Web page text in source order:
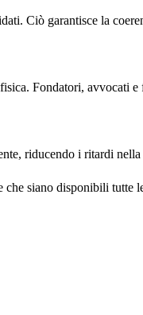
Ciò garantisce la
Fondatori, avvocati
riducendo i ritardi
siano disponibili tutte